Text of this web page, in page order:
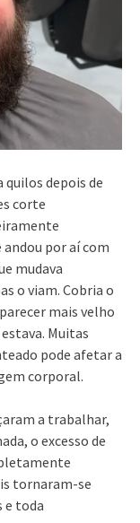
depois de
corte
por aí com
mudava
o viam. Cobria o
mais velho
Muitas
pode afetar a
corporal.
a trabalhar,
o excesso de
tornaram-se
e toda